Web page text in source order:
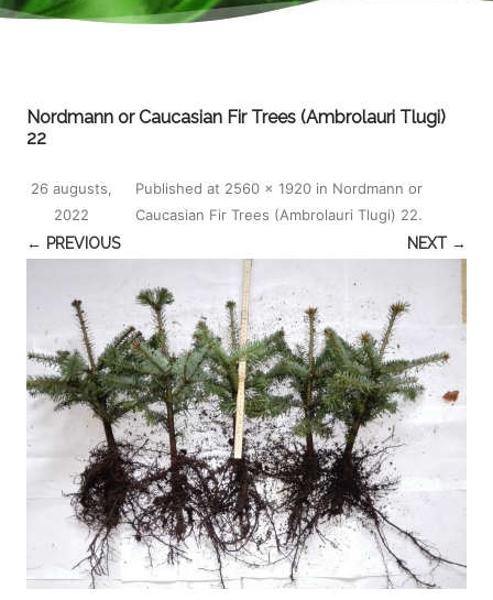
Nordmann or Caucasian Fir Trees (Ambrolauri Tlugi)
22
Published
26 augusts,
2022
at 2560 × 1920 in Nordmann or
Caucasian Fir Trees (Ambrolauri Tlugi) 22.
← PREVIOUS
NEXT →